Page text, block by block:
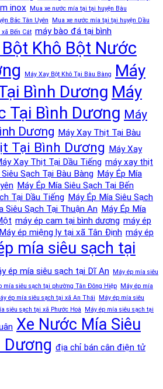
inox
Mua xe nước mía tại tại huyện Bàu
Bắc Tân Uyên
Mua xe nước mía tại tại huyện Dầu
Bến Cát máy bào đá tại bình
Khô Bột Nước
Máy Xay Bột Khô Tại Bàu Bàng
Máy
Bình Dương Máy
Tại Bình Dương Máy
Dương Máy Xay Thịt Tại Bàu
Tại Bình Dương Máy Xay
Xay Thịt Tại Dầu Tiếng máy xay thịt
Sạch Tại Bàu Bàng Máy Ép Mía
Máy Ép Mía Siêu Sạch Tại Bến
Tại Dầu Tiếng Máy Ép Mía Siêu Sạch
Siêu Sạch Tại Thuận An Máy Ép Mía
máy ép cam tại bình dương máy ép
Máy ép miệng ly tại xã Tân Định máy ép
mía siêu sạch tại
ép mía siêu sạch tại Dĩ An
Máy ép mía siêu
mía siêu sạch tại phường Tân Đông Hiệp
Máy ép mía
ép mía siêu sạch tại xã An Thái
Máy ép mía siêu
siêu sạch tại xã Phước Hoà Máy ép mía siêu sạch tại
Xe Nước Mía Siêu
Dương địa chỉ bán cân điện tử